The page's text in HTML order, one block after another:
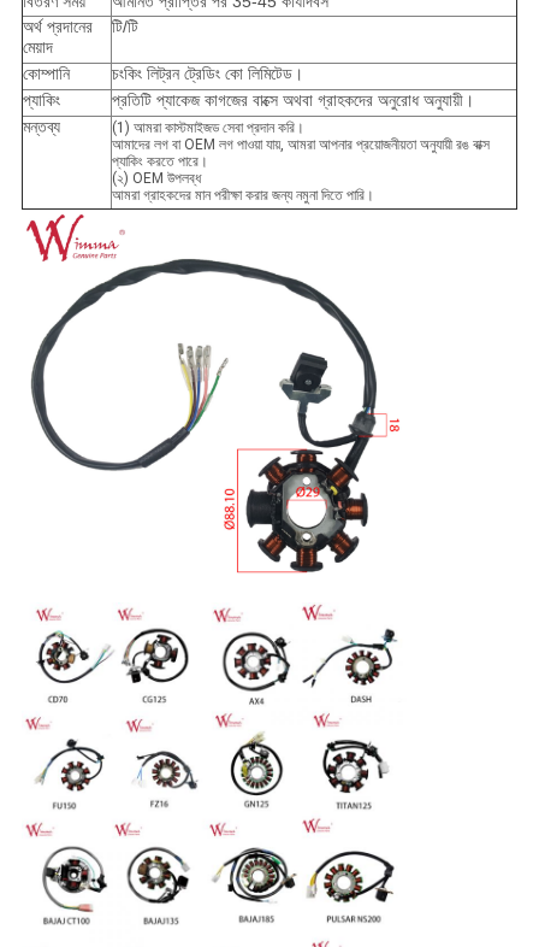
অর্থ প্রদানের
মেয়াদ
টি/টি
কোম্পানি
চংকিং লিট্রন ট্রেডিং কো লিমিটেড।
প্যাকিং
প্রতিটি প্যাকেজ কাগজের বাক্সে অথবা গ্রাহকদের অনুরোধ অনুযায়ী।
মন্তব্য
(1) আমরা কাস্টমাইজড সেবা প্রদান করি।
আমাদের লগ বা OEM লগ পাওয়া যায়, আমরা আপনার প্রয়োজনীয়তা অনুযায়ী রঙ বাক্স
প্যাকিং করতে পারে।
(২) OEM উপলব্ধ
আমরা গ্রাহকদের মান পরীক্ষা করার জন্য নমুনা দিতে পারি।